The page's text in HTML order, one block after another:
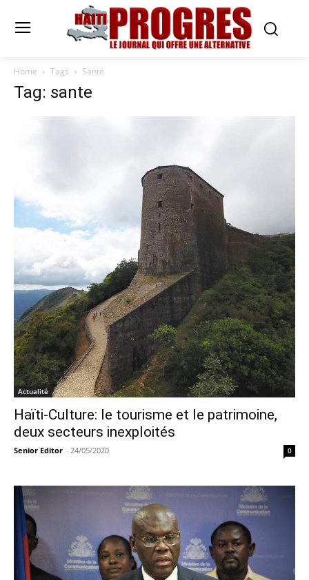
Home Tags Sante
Tag: sante
Actualité
Haïti-Culture: le tourisme et le patrimoine,
deux secteurs inexploités
Senior Editor - 24/05/2020 0